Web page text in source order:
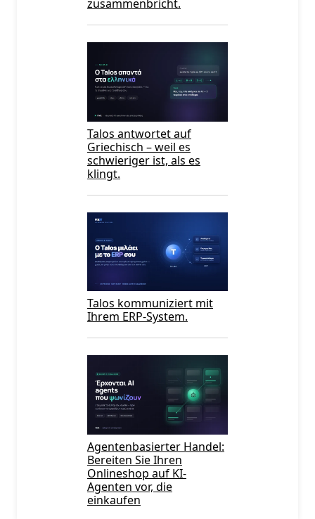
zusammenbricht.
Talos antwortet auf
Griechisch – weil es
schwieriger ist, als es
klingt.
Talos kommuniziert mit
Ihrem ERP-System.
Agentenbasierter Handel:
Bereiten Sie Ihren
Onlineshop auf KI-
Agenten vor, die
einkaufen